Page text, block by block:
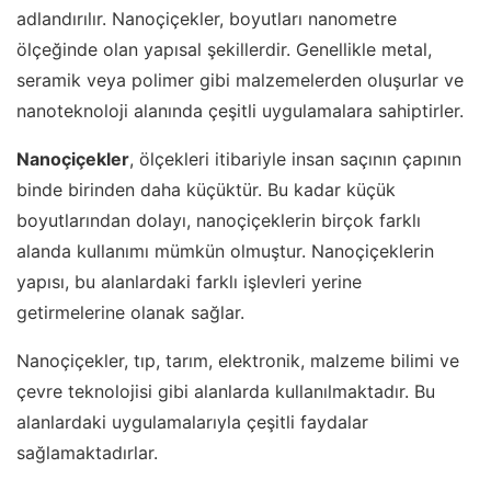
adlandırılır. Nanoçiçekler, boyutları nanometre
ölçeğinde olan yapısal şekillerdir. Genellikle metal,
seramik veya polimer gibi malzemelerden oluşurlar ve
nanoteknoloji alanında çeşitli uygulamalara sahiptirler.
Nanoçiçekler, ölçekleri itibariyle insan saçının çapının
binde birinden daha küçüktür. Bu kadar küçük
boyutlarından dolayı, nanoçiçeklerin birçok farklı
alanda kullanımı mümkün olmuştur. Nanoçiçeklerin
yapısı, bu alanlardaki farklı işlevleri yerine
getirmelerine olanak sağlar.
Nanoçiçekler, tıp, tarım, elektronik, malzeme bilimi ve
çevre teknolojisi gibi alanlarda kullanılmaktadır. Bu
alanlardaki uygulamalarıyla çeşitli faydalar
sağlamaktadırlar.